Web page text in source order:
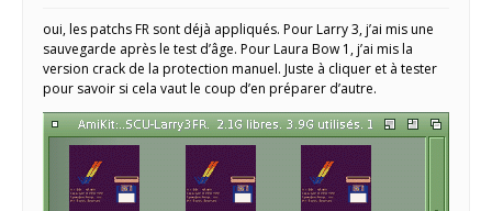
oui, les patchs FR sont déjà appliqués. Pour Larry 3, j’ai mis une
sauvegarde après le test d’âge. Pour Laura Bow 1, j’ai mis la
version crack de la protection manuel. Juste à cliquer et à tester
pour savoir si cela vaut le coup d’en préparer d’autre.